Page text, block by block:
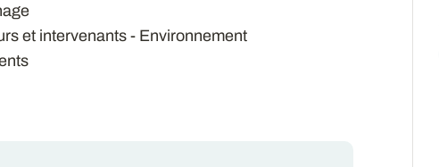
et intervenants - Environnement